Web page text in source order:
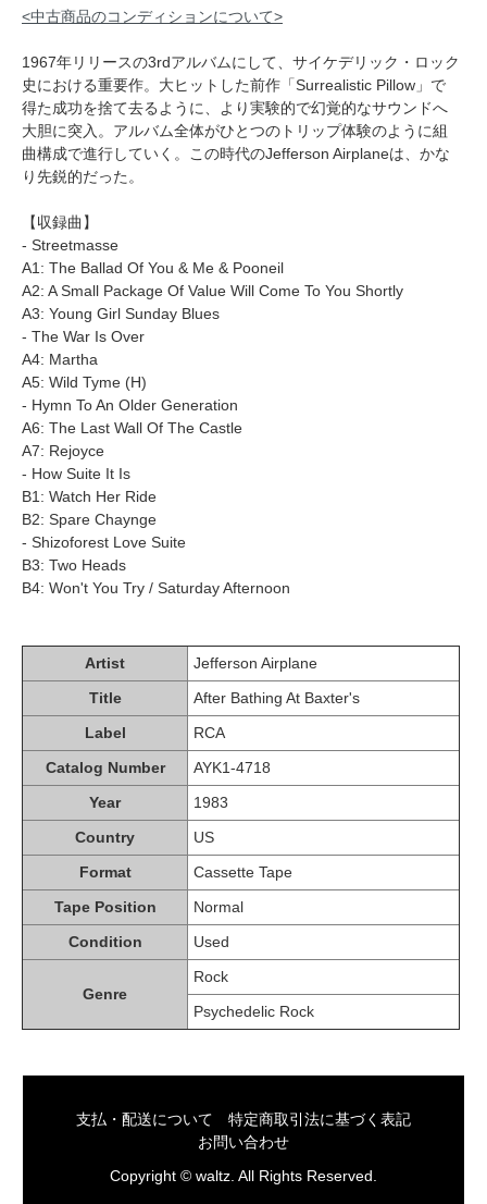
<中古商品のコンディションについて>
1967年リリースの3rdアルバムにして、サイケデリック・ロック
史における重要作。大ヒットした前作「Surrealistic Pillow」で
得た成功を捨て去るように、より実験的で幻覚的なサウンドへ
大胆に突入。アルバム全体がひとつのトリップ体験のように組
曲構成で進行していく。この時代のJefferson Airplaneは、かな
り先鋭的だった。
【収録曲】
- Streetmasse
A1: The Ballad Of You & Me & Pooneil
A2: A Small Package Of Value Will Come To You Shortly
A3: Young Girl Sunday Blues
- The War Is Over
A4: Martha
A5: Wild Tyme (H)
- Hymn To An Older Generation
A6: The Last Wall Of The Castle
A7: Rejoyce
- How Suite It Is
B1: Watch Her Ride
B2: Spare Chaynge
- Shizoforest Love Suite
B3: Two Heads
B4: Won't You Try / Saturday Afternoon
Artist
Jefferson Airplane
Title
After Bathing At Baxter's
Label
RCA
Catalog Number
AYK1-4718
Year
1983
Country
US
Format
Cassette Tape
Tape Position
Normal
Condition
Used
Genre
Rock
Psychedelic Rock
支払・配送について
特定商取引法に基づく表記
お問い合わせ
Copyright © waltz. All Rights Reserved.